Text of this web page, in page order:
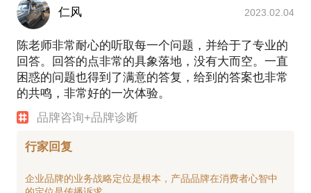
仁风 2023.02.04
陈老师非常耐心的听取每一个问题，并给于了专业的
回答。回答的点非常的具象落地，没有大而空。一直
困惑的问题也得到了满意的答复，给到的答案也非常
的共鸣，非常好的一次体验。
品牌咨询+品牌诊断
行家回复
企业品牌的业务战略定位是根本，产品品牌在消费者心智中